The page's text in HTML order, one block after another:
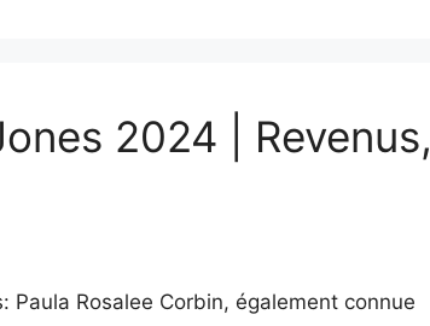
2024 | Revenus,
Rosalee Corbin, également connue